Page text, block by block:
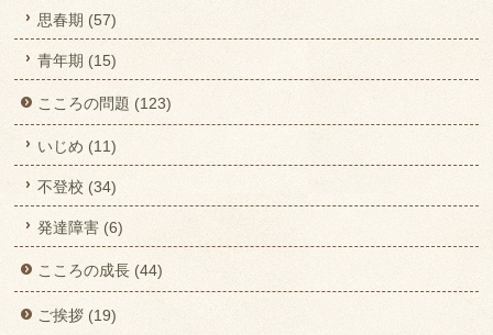
思春期 (57)
青年期 (15)
こころの問題 (123)
いじめ (11)
不登校 (34)
発達障害 (6)
こころの成長 (44)
ご挨拶 (19)